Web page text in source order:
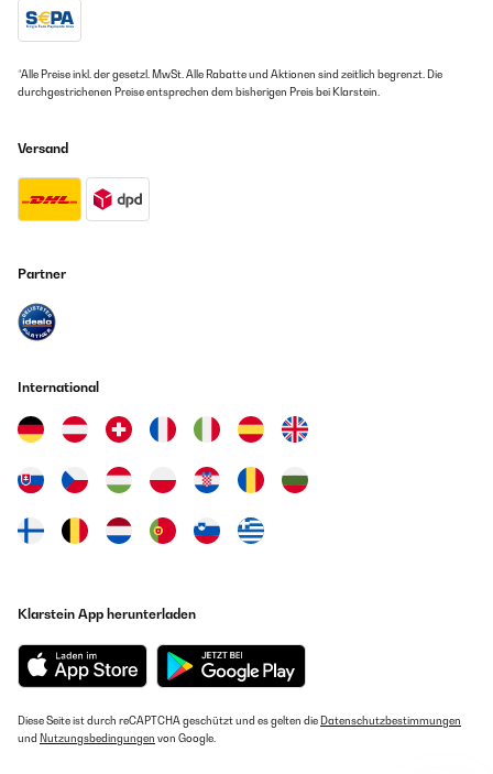
*Alle Preise inkl. der gesetzl. MwSt. Alle Rabatte und Aktionen sind zeitlich begrenzt. Die
durchgestrichenen Preise entsprechen dem bisherigen Preis bei Klarstein.
Versand
Partner
International
Klarstein App herunterladen
Diese Seite ist durch reCAPTCHA geschützt und es gelten die Datenschutzbestimmungen
und Nutzungsbedingungen von Google.